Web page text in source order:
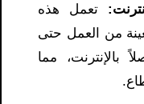
تعمل هذه
من العمل حتى
بالإنترنت، مما